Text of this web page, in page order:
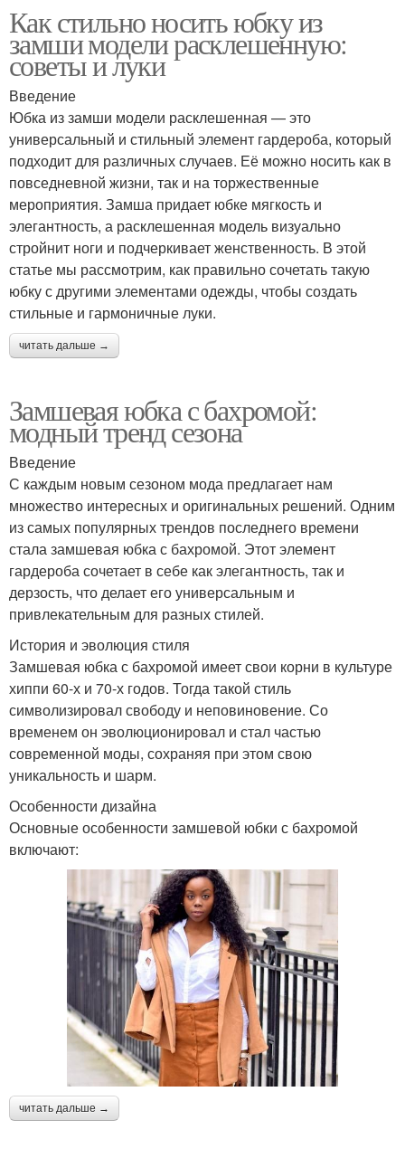
Как стильно носить юбку из
замши модели расклешенную:
советы и луки
Введение
Юбка из замши модели расклешенная — это
универсальный и стильный элемент гардероба, который
подходит для различных случаев. Её можно носить как в
повседневной жизни, так и на торжественные
мероприятия. Замша придает юбке мягкость и
элегантность, а расклешенная модель визуально
стройнит ноги и подчеркивает женственность. В этой
статье мы рассмотрим, как правильно сочетать такую
юбку с другими элементами одежды, чтобы создать
стильные и гармоничные луки.
читать дальше →
Замшевая юбка с бахромой:
модный тренд сезона
Введение
С каждым новым сезоном мода предлагает нам
множество интересных и оригинальных решений. Одним
из самых популярных трендов последнего времени
стала замшевая юбка с бахромой. Этот элемент
гардероба сочетает в себе как элегантность, так и
дерзость, что делает его универсальным и
привлекательным для разных стилей.
История и эволюция стиля
Замшевая юбка с бахромой имеет свои корни в культуре
хиппи 60-х и 70-х годов. Тогда такой стиль
символизировал свободу и неповиновение. Со
временем он эволюционировал и стал частью
современной моды, сохраняя при этом свою
уникальность и шарм.
Особенности дизайна
Основные особенности замшевой юбки с бахромой
включают:
читать дальше →